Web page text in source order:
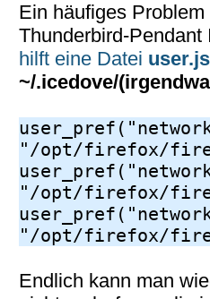
Ein häufiges
Thunderbird-
hilft eine Datei user.js
~/.icedove/
"/opt/firefox/
"/opt/firefox/
"/opt/firefox/
Endlich kann man